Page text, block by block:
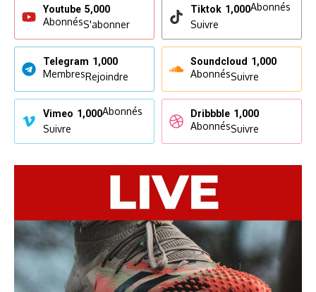
Youtube 5,000
AbonnésS'abonner
Tiktok 1,000Abonnés
Suivre
Telegram 1,000
MembresRejoindre
Soundcloud 1,000
AbonnésSuivre
Vimeo 1,000Abonnés
Suivre
Dribbble 1,000
AbonnésSuivre